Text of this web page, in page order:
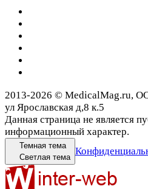
2013-2026 © MedicalMag.ru,
ул Ярославская д,8 к.5
Данная страница не является
информационный характер.
Темная тема
Светлая тема